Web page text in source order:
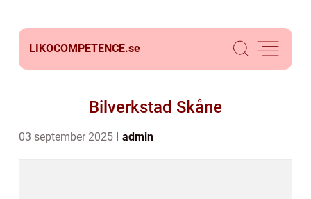
LIKOCOMPETENCE.se
Bilverkstad Skåne
03 september 2025 admin